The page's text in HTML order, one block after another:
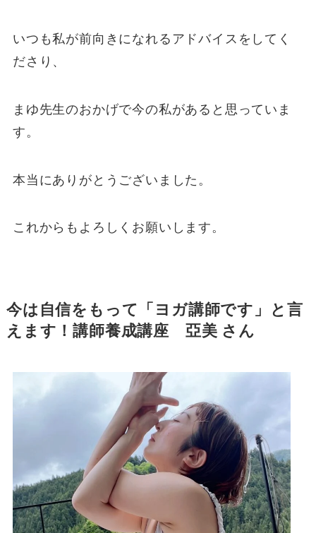
いつも私が前向きになれるアドバイスをしてく
ださり、
まゆ先生のおかげで今の私があると思っていま
す。
本当にありがとうございました。
これからもよろしくお願いします。
今は自信をもって「ヨガ講師です」と言
えます ！講師養成講座 亞美 さん